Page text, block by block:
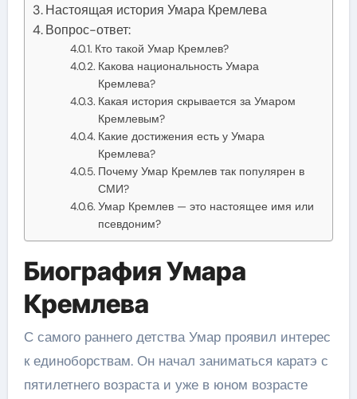
Настоящая история Умара Кремлева
Вопрос-ответ:
Кто такой Умар Кремлев?
Какова национальность Умара
Кремлева?
Какая история скрывается за Умаром
Кремлевым?
Какие достижения есть у Умара
Кремлева?
Почему Умар Кремлев так популярен в
СМИ?
Умар Кремлев — это настоящее имя или
псевдоним?
Биография Умара
Кремлева
С самого раннего детства Умар проявил интерес
к единоборствам. Он начал заниматься каратэ с
пятилетнего возраста и уже в юном возрасте